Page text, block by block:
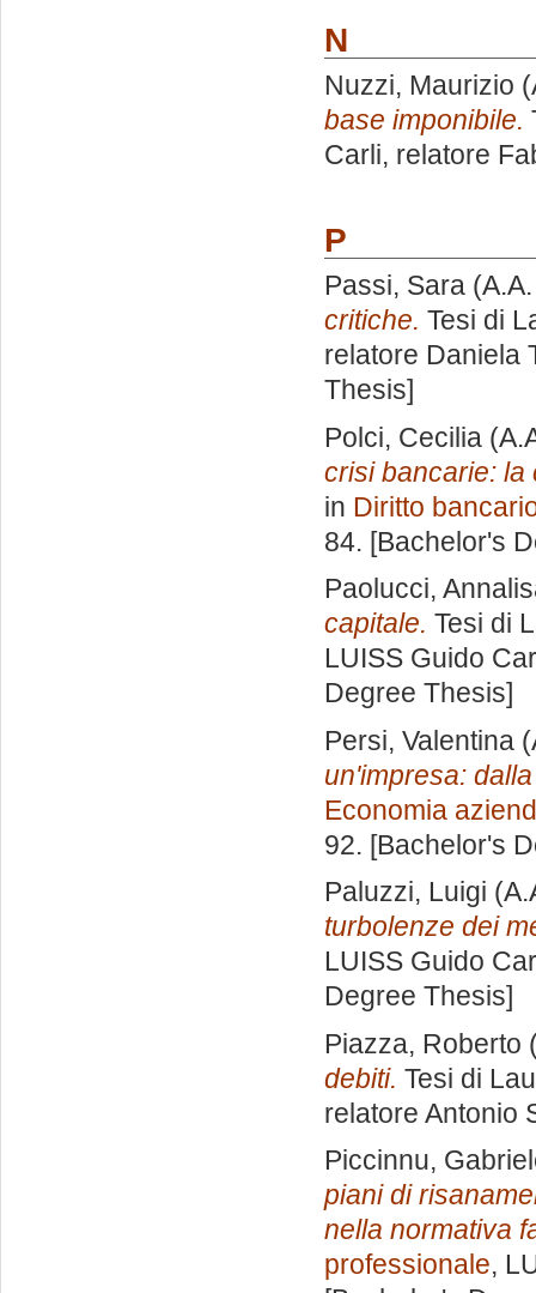
N
Nuzzi, Maurizio
base imponibile.
Carli, relatore
P
Passi, Sara
critiche. Tesi di
relatore Daniela
Thesis]
Polci, Cecilia
crisi bancarie: la
in Diritto
84. [Bachelor's
Paolucci,
capitale. Tesi di
LUISS Guido
Degree Thesis]
Persi, Valentina
un'impresa:
Economia
92. [Bachelor's
Paluzzi, Luigi
turbolenze dei
LUISS Guido
Degree Thesis]
Piazza, Roberto
debiti. Tesi di
relatore Antonio
Piccinnu,
piani di
nella normativa
professionale,